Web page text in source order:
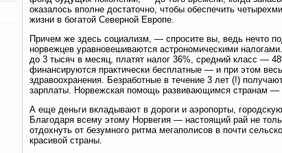
оказалось вполне достаточно, чтобы обеспечить
жизни в богатой Северной Европе.
Причем же здесь социализм, — спросите вы, ведь нечто
норвежцев уравновешиваются астрономическими
до 3 тысяч в месяц, платят налог 36%, средний класс —
финансируются практически бесплатные — и при этом
здравоохранения. Безработные в течение 3 лет (!)
зарплаты. Норвежская помощь развивающимся странам —
А еще деньги вкладывают в дороги и аэропорты,
Благодаря всему этому Норвегия — настоящий рай не
отдохнуть от безумного ритма мегаполисов в почти
красивой страны.